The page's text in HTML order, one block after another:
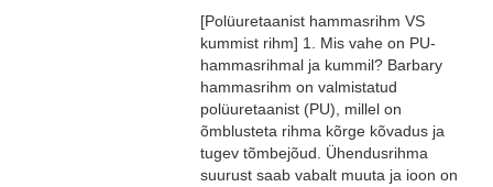
[Polüuretaanist hammasrihm VS
kummist rihm] 1. Mis vahe on PU-
hammasrihmal ja kummil? Barbary
hammasrihm on valmistatud
polüuretaanist (PU), millel on
õmblusteta rihma kõrge kõvadus ja
tugev tõmbejõud. Ühendusrihma
suurust saab vabalt muuta ja ioon on